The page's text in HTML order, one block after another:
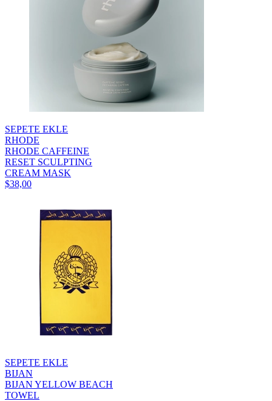
SEPETE EKLE
RHODE
RHODE CAFFEINE
RESET SCULPTING
CREAM MASK
$38,00
SEPETE EKLE
BIJAN
BIJAN YELLOW BEACH
TOWEL